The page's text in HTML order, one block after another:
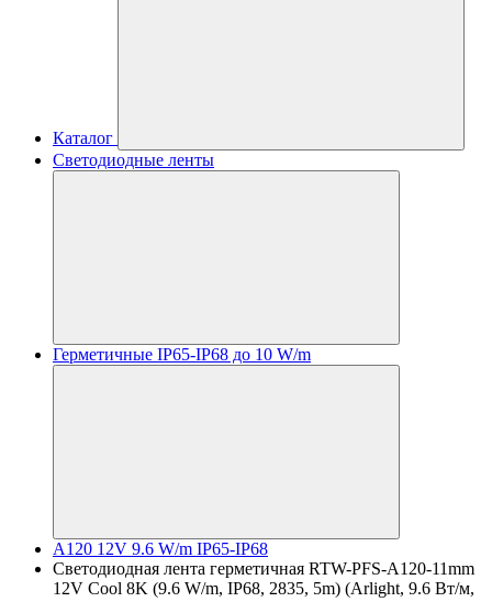
Каталог
Светодиодные ленты
Герметичные IP65-IP68 до 10 W/m
A120 12V 9.6 W/m IP65-IP68
Светодиодная лента герметичная RTW-PFS-A120-11mm
12V Cool 8K (9.6 W/m, IP68, 2835, 5m) (Arlight, 9.6 Вт/м,